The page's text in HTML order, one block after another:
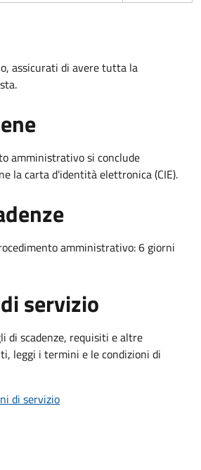
assicurati di avere tutta la
amministrativo si conclude
la carta d'identità elettronica (CIE).
amministrativo: 6 giorni
servizio
di scadenze, requisiti e altre
leggi i termini e le condizioni di
di servizio